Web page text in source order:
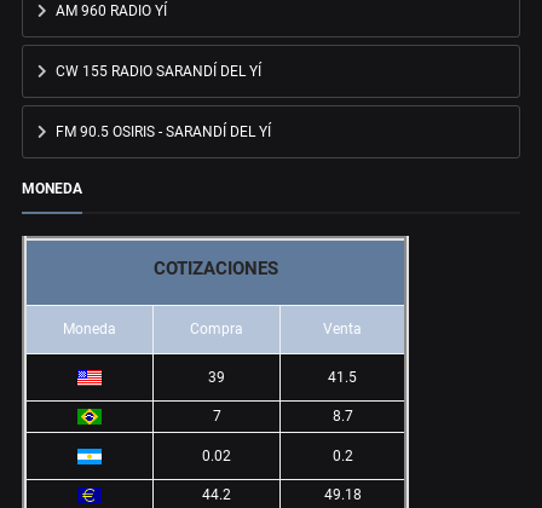
AM 960 RADIO YÍ
CW 155 RADIO SARANDÍ DEL YÍ
FM 90.5 OSIRIS - SARANDÍ DEL YÍ
MONEDA
COTIZACIONES
Moneda Compra Venta
39 41.5
7 8.7
0.02 0.2
44.2
49.18